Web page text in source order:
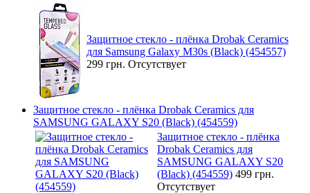
Защитное стекло - плёнка Drobak Ceramics
для Samsung Galaxy M30s (Black) (454557)
299 грн. Отсутствует
Защитное стекло - плёнка Drobak Ceramics для
SAMSUNG GALAXY S20 (Black) (454559)
Защитное стекло - плёнка
Drobak Ceramics для
SAMSUNG GALAXY S20
(Black) (454559) 499 грн.
Отсутствует